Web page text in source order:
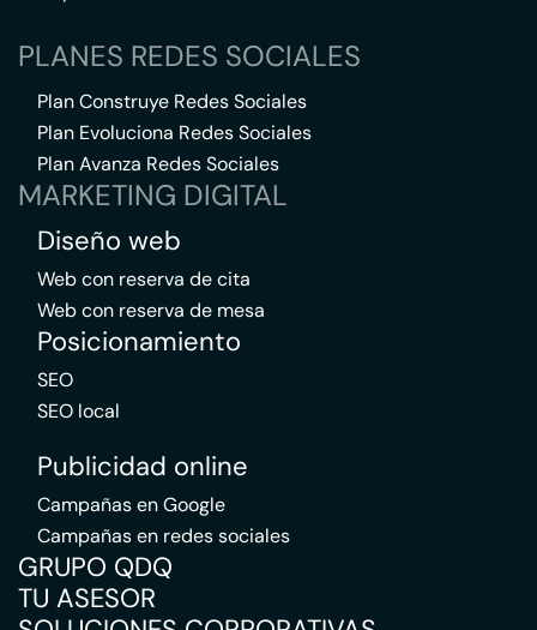
PLANES REDES SOCIALES
Plan Construye Redes Sociales
Plan Evoluciona Redes Sociales
Plan Avanza Redes Sociales
MARKETING DIGITAL
Diseño web
Web con reserva de cita
Web con reserva de mesa
Posicionamiento
SEO
SEO local
Publicidad online
Campañas en Google
Campañas en redes sociales
GRUPO QDQ
TU ASESOR